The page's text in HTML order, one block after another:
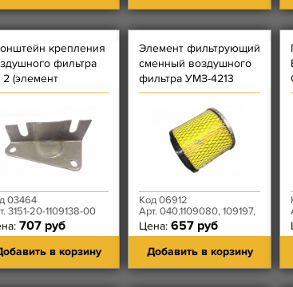
крепления
фильтра
(элемент
03464
3151-20-1109138-00
707 руб
в корзину
Элемент фильтрующий
сменный воздушного
фильтра УМЗ-4213
ЦИТРОН
Код 06912
Арт. 040.1109080, 109197,
Цена: 657 руб
Добавить в корзину